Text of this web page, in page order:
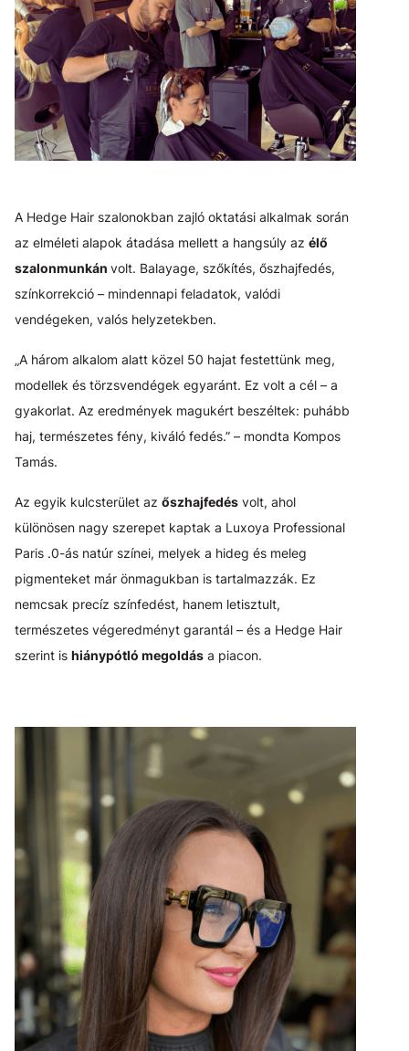
A Hedge Hair szalonokban zajló oktatási alkalmak során
az elméleti alapok átadása mellett a hangsúly az élő
szalonmunkán volt. Balayage, szőkítés, őszhajfedés,
színkorrekció – mindennapi feladatok, valódi
vendégeken, valós helyzetekben.
„A három alkalom alatt közel 50 hajat festettünk meg,
modellek és törzsvendégek egyaránt. Ez volt a cél – a
gyakorlat. Az eredmények magukért beszéltek: puhább
haj, természetes fény, kiváló fedés.” – mondta Kompos
Tamás.
Az egyik kulcsterület az őszhajfedés volt, ahol
különösen nagy szerepet kaptak a Luxoya Professional
Paris .0-ás natúr színei, melyek a hideg és meleg
pigmenteket már önmagukban is tartalmazzák. Ez
nemcsak precíz színfedést, hanem letisztult,
természetes végeredményt garantál – és a Hedge Hair
szerint is hiánypótló megoldás a piacon.